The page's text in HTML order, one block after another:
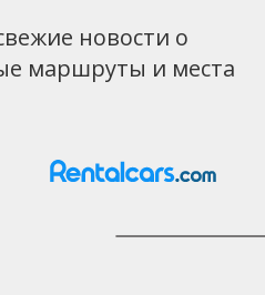
новости о
маршруты и места